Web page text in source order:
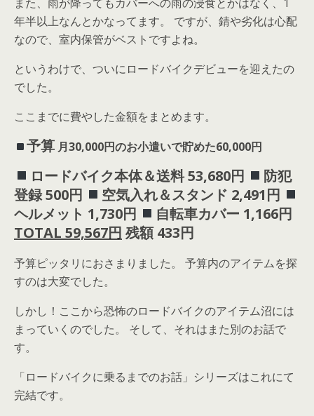
年半以上なんとかなってます。 ですが、錆や劣化は心配
なので、室内保管がベストですよね。
というわけで、ついにロードバイクデビューを迎えたの
でした。
ここまでに費やした金額をまとめます。
予算 月30,000円のお小遣いで貯めた60,000円
ロードバイク本体＆送料 53,680円
防犯
登録 500円
空気入れ＆スタンド 2,491円
ヘルメット 1,730円
自転車カバー 1,166円
TOTAL 59,567円 残額 433円
予算ピッタリにおさまりました。 予算内のアイテムを探
すのは大変でした。
しかし！ここから恐怖のロードバイクのアイテム沼には
まっていくのでした。 そして、それはまた別のお話で
す。
「ロードバイクに乗るまでのお話」シリーズはこれにて
完結です。